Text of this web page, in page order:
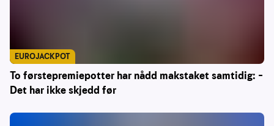
To førstepremiepotter har nådd makstaket samtidig: –
Det har ikke skjedd før
EUROJACKPOT